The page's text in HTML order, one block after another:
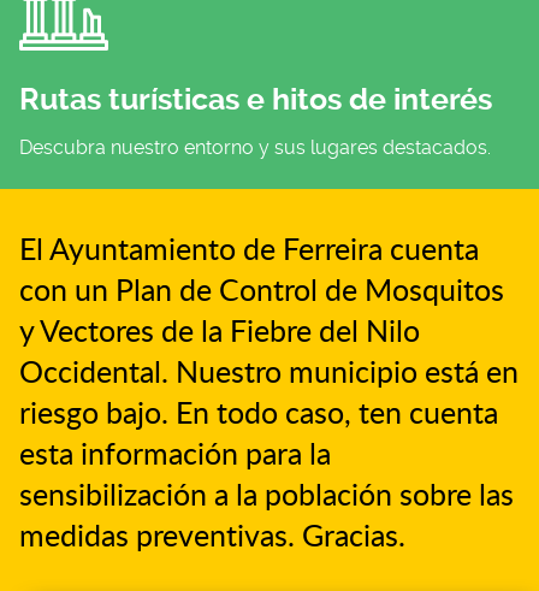
Rutas turísticas e hitos de interés
Descubra nuestro entorno y sus lugares destacados.
El Ayuntamiento de Ferreira cuenta
con un Plan de Control de Mosquitos
y Vectores de la Fiebre del Nilo
Occidental. Nuestro municipio está en
riesgo bajo. En todo caso, ten cuenta
esta información para la
sensibilización a la población sobre las
medidas preventivas. Gracias.